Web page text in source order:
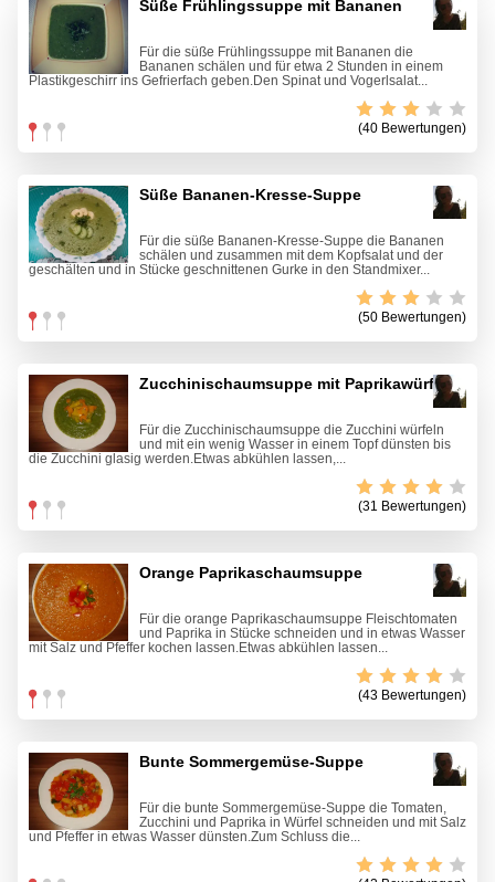
Süße Frühlingssuppe mit Bananen
Für die süße Frühlingssuppe mit Bananen die
Bananen schälen und für etwa 2 Stunden in einem
Plastikgeschirr ins Gefrierfach geben.Den Spinat und Vogerlsalat...
(40 Bewertungen)
Süße Bananen-Kresse-Suppe
Für die süße Bananen-Kresse-Suppe die Bananen
schälen und zusammen mit dem Kopfsalat und der
geschälten und in Stücke geschnittenen Gurke in den Standmixer...
(50 Bewertungen)
Zucchinischaumsuppe mit Paprikawürfel
Für die Zucchinischaumsuppe die Zucchini würfeln
und mit ein wenig Wasser in einem Topf dünsten bis
die Zucchini glasig werden.Etwas abkühlen lassen,...
(31 Bewertungen)
Orange Paprikaschaumsuppe
Für die orange Paprikaschaumsuppe Fleischtomaten
und Paprika in Stücke schneiden und in etwas Wasser
mit Salz und Pfeffer kochen lassen.Etwas abkühlen lassen...
(43 Bewertungen)
Bunte Sommergemüse-Suppe
Für die bunte Sommergemüse-Suppe die Tomaten,
Zucchini und Paprika in Würfel schneiden und mit Salz
und Pfeffer in etwas Wasser dünsten.Zum Schluss die...